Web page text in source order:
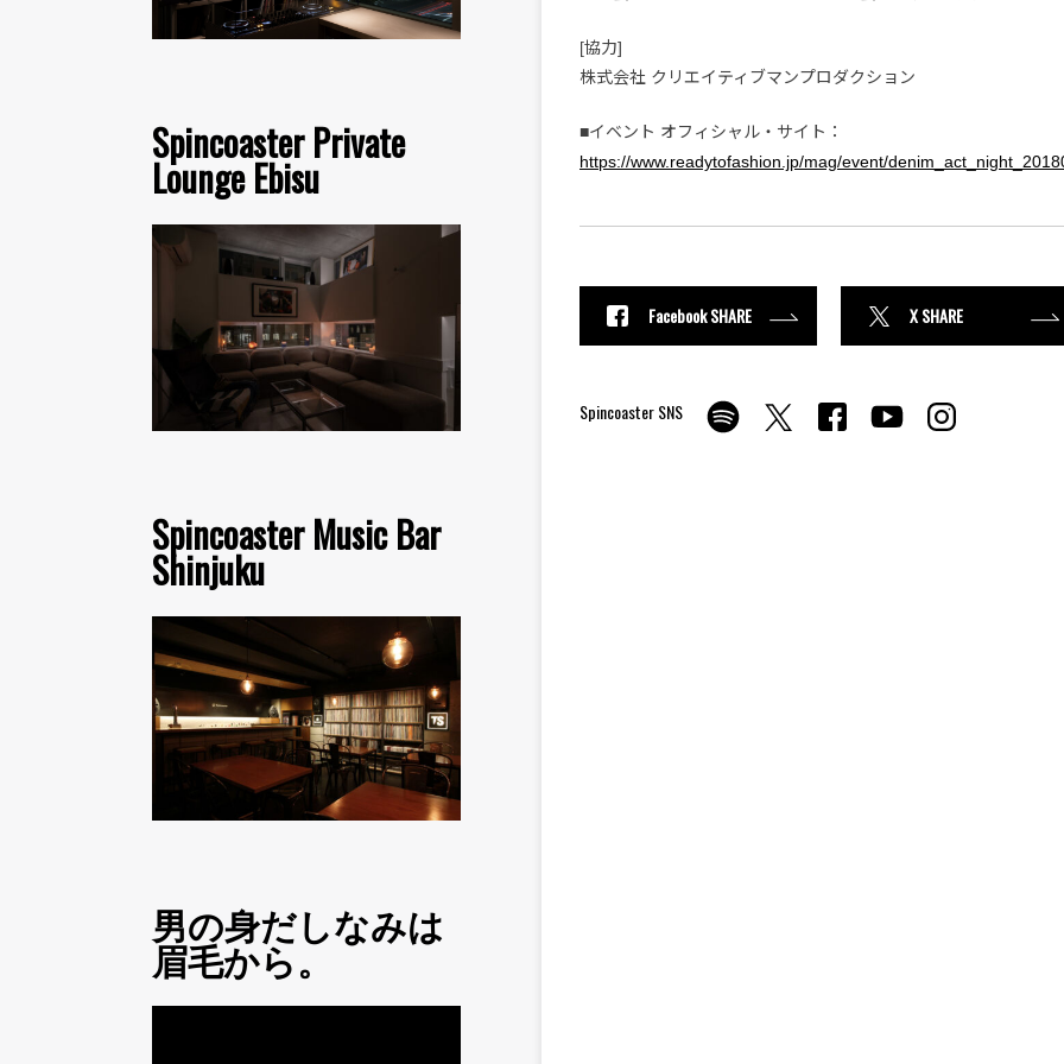
Spincoaster Private
Lounge Ebisu
Spincoaster Music Bar
Shinjuku
男の身だしなみは
眉毛から。
[協力]
株式会社 クリエイティブマンプロダクション
■イベント オフィシャル・サイト：
https://www.readytofashion.jp/mag/event/
Facebook SHARE X SHARE
Spincoaster SNS